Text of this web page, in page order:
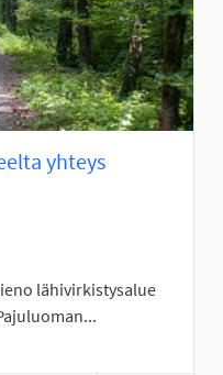
yhteys
lähivirkistysalue
Seinäjoki